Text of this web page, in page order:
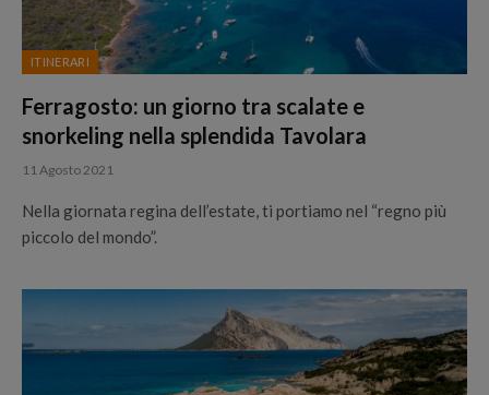
ITINERARI
Ferragosto: un giorno tra scalate e
snorkeling nella splendida Tavolara
11 Agosto 2021
Nella giornata regina dell’estate, ti portiamo nel “regno più
piccolo del mondo”.